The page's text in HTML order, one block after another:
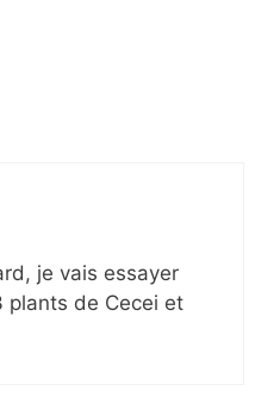
je vais essayer
plants de Cecei et